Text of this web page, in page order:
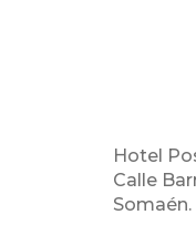
Hotel
Calle
Somaén.